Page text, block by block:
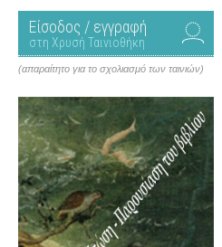
Είσοδος / εγγραφή
στη Χρυσή Ταινιοθήκη
(απαραίτητο για το σχολιασμό των ταινιών)